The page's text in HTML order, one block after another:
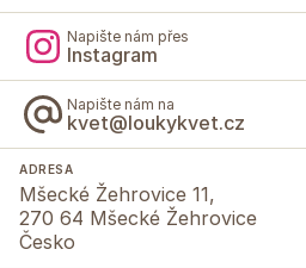
Napište nám přes
Instagram
Napište nám na
kvet@loukykvet.cz
ADRESA
Mšecké Žehrovice 11,
270 64 Mšecké Žehrovice
Česko